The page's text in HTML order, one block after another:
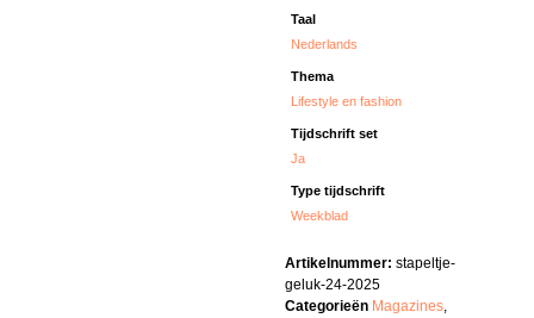
Taal
Nederlands
Thema
Lifestyle en fashion
Tijdschrift set
Ja
Type tijdschrift
Weekblad
Artikelnummer: stapeltje-
geluk-24-2025
Categorieën Magazines,